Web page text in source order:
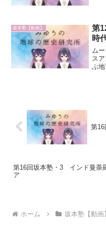
は
坂本塾【動画】
第
時
ム
ス
ぶ
第
第16回坂本塾・3 インド曼荼
ア
ホーム 坂本塾【動画